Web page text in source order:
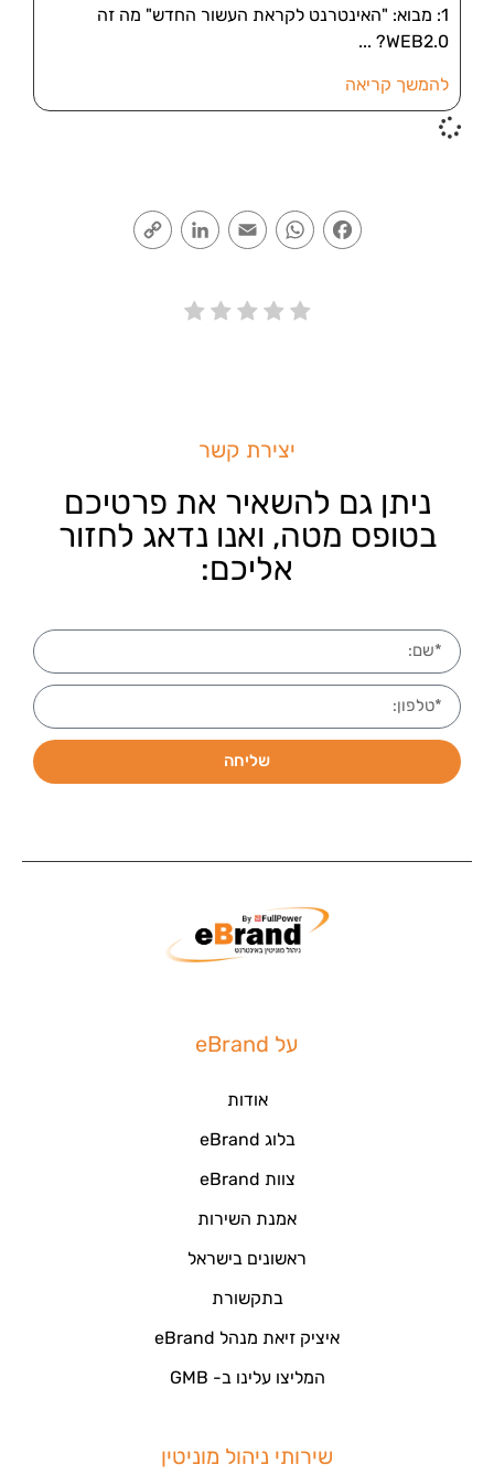
1: מבוא: "האינטרנט לקראת העשור החדש" מה זה
WEB2.0?
להמשך קריאה
Facebook
WhatsApp
Email
LinkedIn
יצירת קשר
ניתן גם להשאיר את פרטיכם
בטופס מטה, ואנו נדאג לחזור
אליכם:
שליחה
על eBrand
אודות
בלוג eBrand
צוות eBrand
אמנת השירות
ראשונים בישראל
בתקשורת
איציק זיאת מנהל eBrand
המליצו עלינו ב- GMB
שירותי ניהול מוניטין